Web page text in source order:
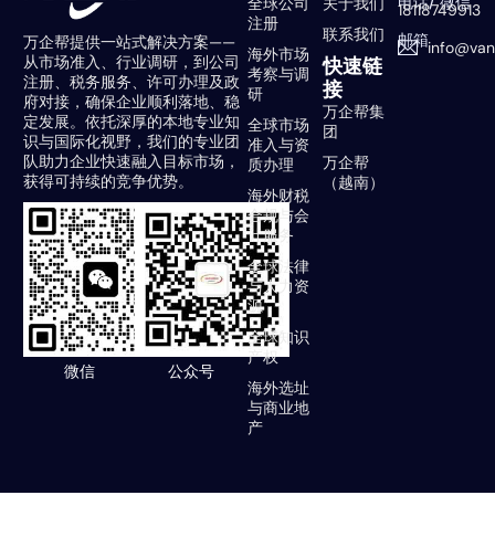
万企帮提供一站式解决方案——
从市场准入、行业调研，到公司
注册、税务服务、许可办理及政
府对接，确保企业顺利落地、稳
定发展。依托深厚的本地专业知
识与国际化视野，我们的专业团
队助力企业快速融入目标市场，
获得可持续的竞争优势。
微信 公众号
注册
海外市场
考察与调
研
全球市场
准入与资
质办理
海外财税
合规与会
计服务
全球法律
与人力资
源
全球知识
产权
海外选址
与商业地
产
联系我们
快速链
接
万企帮集
团
万企帮
（越南）
18118749913
邮箱